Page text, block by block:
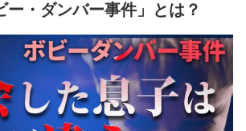
ー・ダンバー事件」とは？